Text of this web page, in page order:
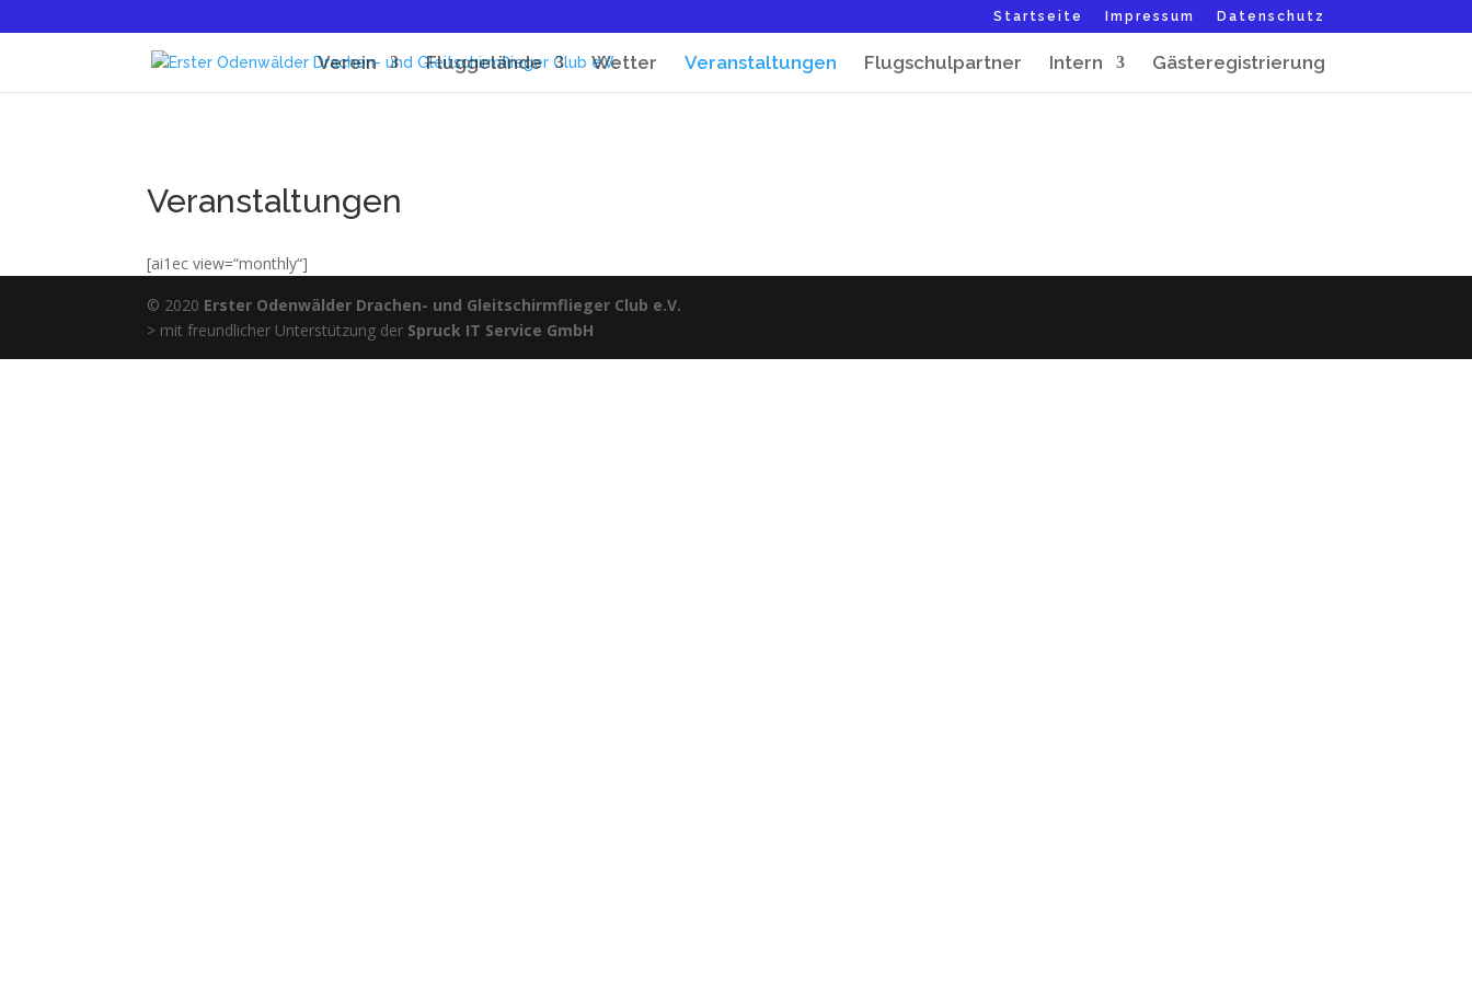
Startseite Impressum Datenschutz
Verein Fluggelände Wetter Veranstaltungen Flugschulpartner Intern Gästeregistrierung
Veranstaltungen
[ai1ec view=“monthly“]
© 2020 Erster Odenwälder Drachen- und Gleitschirmflieger Club e.V.
> mit freundlicher Unterstützung der Spruck IT Service GmbH